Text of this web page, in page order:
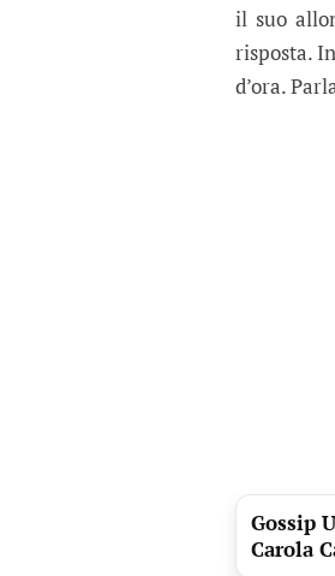
il suo
risposta.
d’ora.
Gossip
Carola